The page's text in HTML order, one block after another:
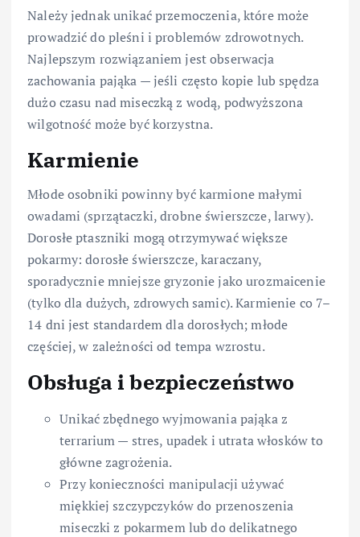
Należy jednak unikać przemoczenia, które może
prowadzić do pleśni i problemów zdrowotnych.
Najlepszym rozwiązaniem jest obserwacja
zachowania pająka — jeśli często kopie lub spędza
dużo czasu nad miseczką z wodą, podwyższona
wilgotność może być korzystna.
Karmienie
Młode osobniki powinny być karmione małymi
owadami (sprzątaczki, drobne świerszcze, larwy).
Dorosłe ptaszniki mogą otrzymywać większe
pokarmy: dorosłe świerszcze, karaczany,
sporadycznie mniejsze gryzonie jako urozmaicenie
(tylko dla dużych, zdrowych samic). Karmienie co 7–
14 dni jest standardem dla dorosłych; młode
częściej, w zależności od tempa wzrostu.
Obsługa i bezpieczeństwo
Unikać zbędnego wyjmowania pająka z
terrarium — stres, upadek i utrata włosków to
główne zagrożenia.
Przy konieczności manipulacji używać
miękkiej szczypczyków do przenoszenia
miseczki z pokarmem lub do delikatnego